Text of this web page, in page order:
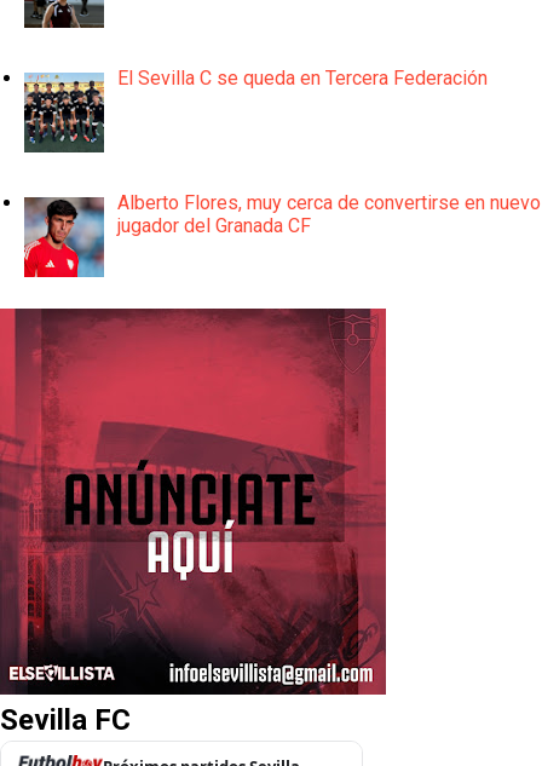
El Sevilla C se queda en Tercera Federación
Alberto Flores, muy cerca de convertirse en nuevo
jugador del Granada CF
Sevilla FC